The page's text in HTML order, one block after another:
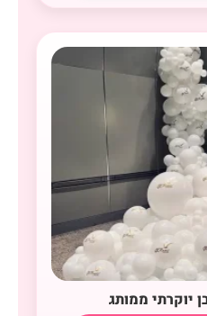
יוקרתי ממותג